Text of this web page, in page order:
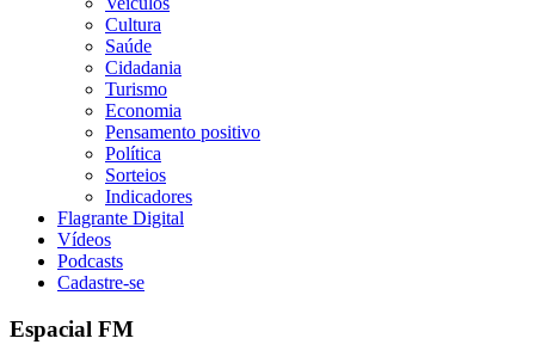
Cultura
Saúde
Cidadania
Turismo
Economia
Pensamento positivo
Política
Sorteios
Indicadores
Flagrante Digital
Vídeos
Podcasts
Cadastre-se
Espacial FM